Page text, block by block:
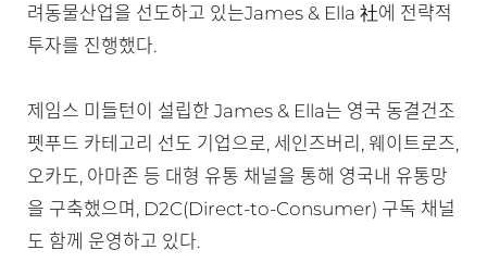
려동물산업을 선도하고 있는James & Ella 社에 전략적
투자를 진행했다.
제임스 미들턴이 설립한 James & Ella는 영국 동결건조
펫푸드 카테고리 선도 기업으로, 세인즈버리, 웨이트로즈,
오카도, 아마존 등 대형 유통 채널을 통해 영국내 유통망
을 구축했으며, D2C(Direct-to-Consumer) 구독 채널
도 함께 운영하고 있다.